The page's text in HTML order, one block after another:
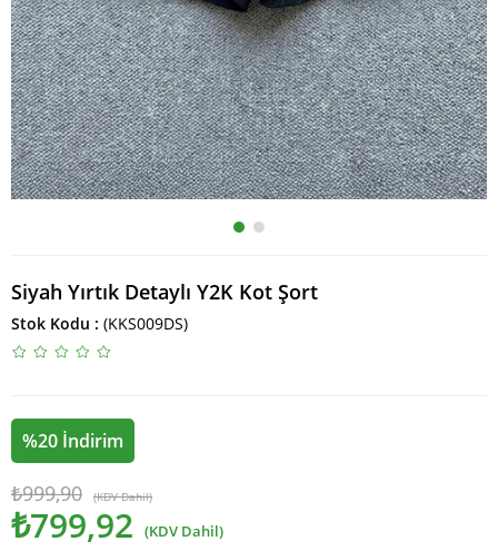
Siyah Yırtık Detaylı Y2K Kot Şort
Stok Kodu (KKS009DS)
%20 İndirim
₺999,90 (KDV Dahil)
₺799,92 (KDV Dahil)